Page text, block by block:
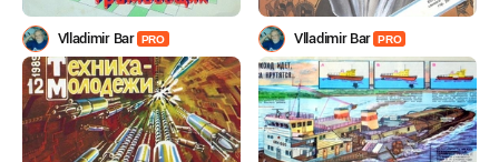
Vlladimir Bar PRO Vlladimir Bar PRO